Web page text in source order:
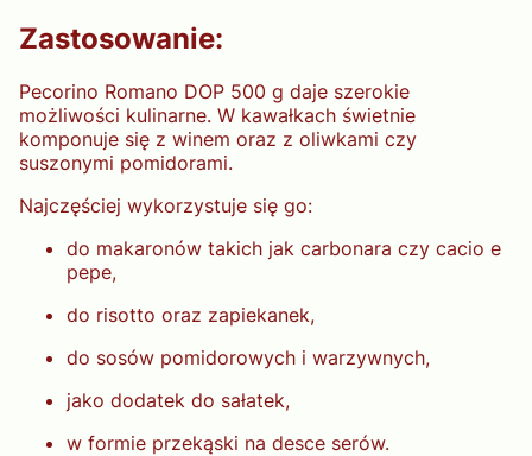
Zastosowanie:
Pecorino Romano DOP 500 g daje szerokie
możliwości kulinarne. W kawałkach świetnie
komponuje się z winem oraz z oliwkami czy
suszonymi pomidorami.
Najczęściej wykorzystuje się go:
do makaronów takich jak carbonara czy cacio e
pepe,
do risotto oraz zapiekanek,
do sosów pomidorowych i warzywnych,
jako dodatek do sałatek,
w formie przekąski na desce serów.